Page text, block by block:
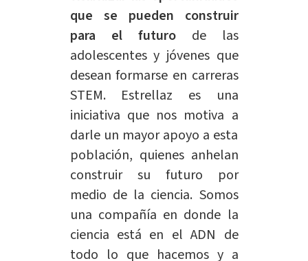
que se pueden construir
para el futurode las
adolescentes y jóvenes que
desean formarse en carreras
STEM. Estrellaz es una
iniciativa que nos motiva a
darle un mayor apoyo a esta
población, quienes anhelan
construir su futuro por
medio de la ciencia. Somos
una compañía en donde la
ciencia está en el ADN de
todo lo que hacemos y a